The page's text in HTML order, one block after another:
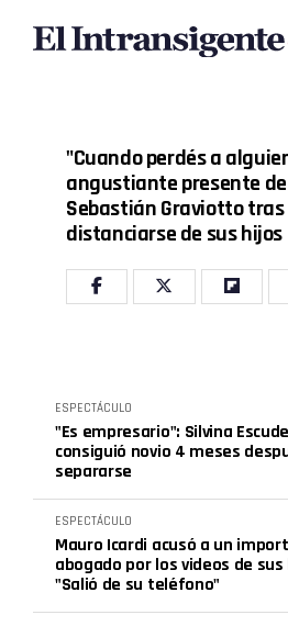
"Cuando perdés a
angustiante presente de
Sebastián Graviotto tras
distanciarse de sus hijos
ESPECTÁCULO
"Es empresario": Silvina
consiguió novio 4 meses
separarse
ESPECTÁCULO
Mauro Icardi acusó a un
abogado por los videos de sus
"Salió de su teléfono"